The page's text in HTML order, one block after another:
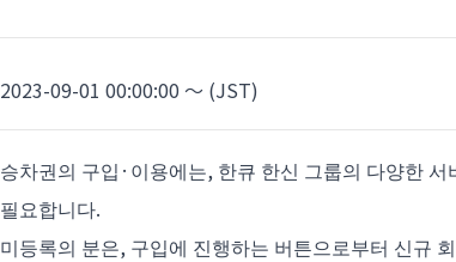
2023-09-01 00:00:00 〜 (JST)
승차권의 구입·이용에는, 한큐 한신 그룹의 다양한
필요합니다.
미등록의 분은, 구입에 진행하는 버튼으로부터 신규